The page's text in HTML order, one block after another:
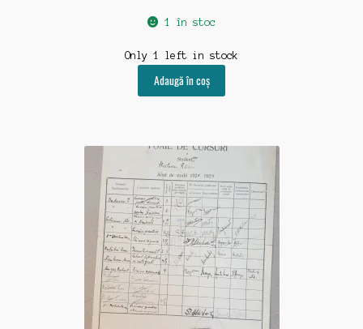
1 în stoc
Only 1 left in stock
Adaugă în coș